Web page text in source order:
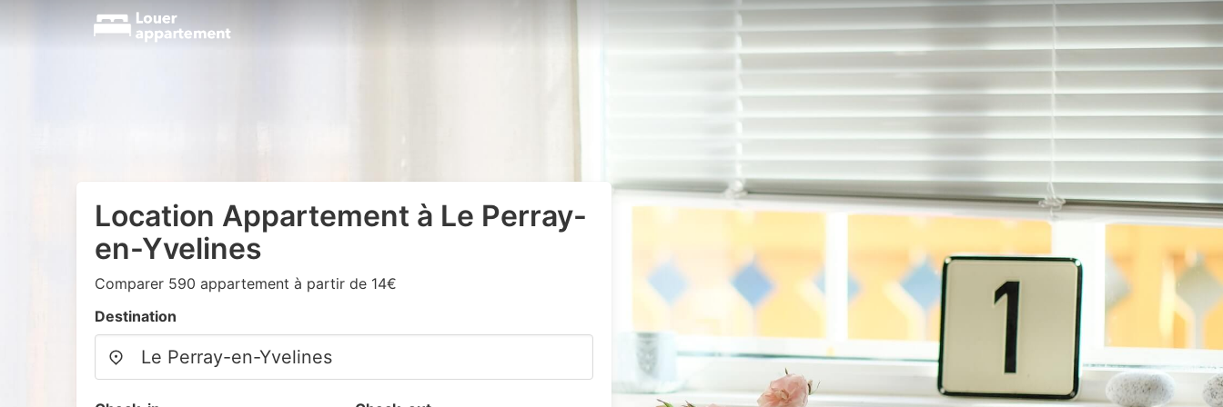
Location Appartement à Le Perray-
en-Yvelines
Comparer 590 appartement à partir de 14€
Destination